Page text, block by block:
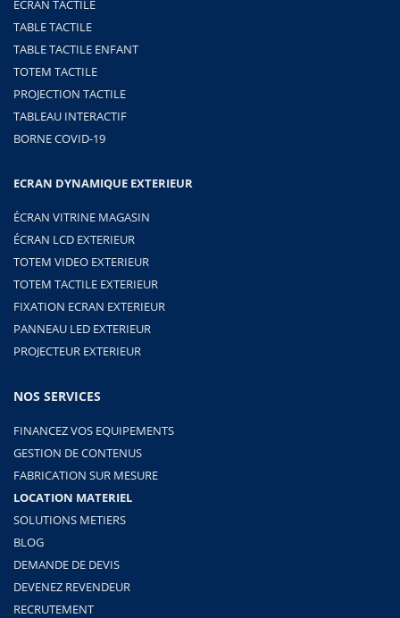
ÉCRAN TACTILE
TABLE TACTILE
TABLE TACTILE ENFANT
TOTEM TACTILE
PROJECTION TACTILE
TABLEAU INTERACTIF
BORNE COVID-19
ECRAN DYNAMIQUE EXTERIEUR
ÉCRAN VITRINE MAGASIN
ÉCRAN LCD EXTERIEUR
TOTEM VIDEO EXTERIEUR
TOTEM TACTILE EXTERIEUR
FIXATION ECRAN EXTERIEUR
PANNEAU LED EXTERIEUR
PROJECTEUR EXTERIEUR
NOS SERVICES
FINANCEZ VOS EQUIPEMENTS
GESTION DE CONTENUS
FABRICATION SUR MESURE
LOCATION MATERIEL
SOLUTIONS METIERS
BLOG
DEMANDE DE DEVIS
DEVENEZ REVENDEUR
RECRUTEMENT